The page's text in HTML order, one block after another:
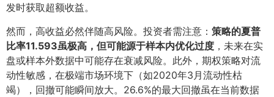
发时获取超额收益。
然而，高收益必然伴随高风险。投资者需注意： 策略的夏普
比率11.593虽极高，但可能源于样本内优化过度 ，未来在实
盘或样本外数据中可能存在衰减风险。此外，期权策略对流
动性敏感，在极端市场环境下（如2020年3月流动性枯
竭），回撤可能瞬间放大。26.6%的最大回撤虽在当前数据